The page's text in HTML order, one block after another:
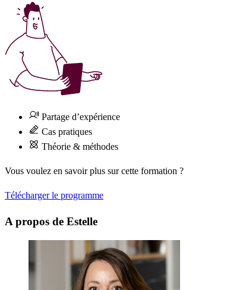
Partage d’expérience
Cas pratiques
Théorie & méthodes
Vous voulez en savoir plus sur cette formation ?
Télécharger le programme
A propos de Estelle